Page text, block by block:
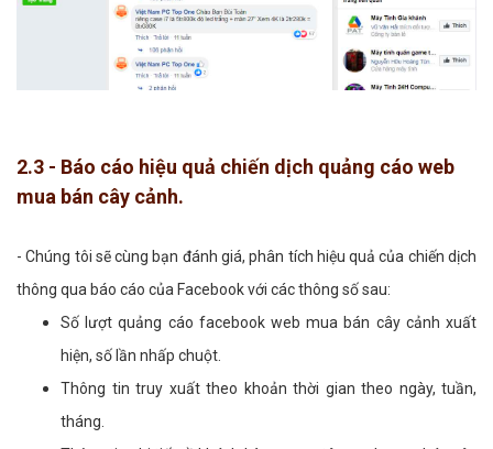
2.3 - Báo cáo hiệu quả chiến dịch quảng cáo web
mua bán cây cảnh.
- Chúng tôi sẽ cùng bạn đánh giá, phân tích hiệu quả của chiến dịch
thông qua báo cáo của Facebook với các thông số sau:
Số lượt quảng cáo facebook web mua bán cây cảnh xuất
hiện, số lần nhấp chuột.
Thông tin truy xuất theo khoản thời gian theo ngày, tuần,
tháng.